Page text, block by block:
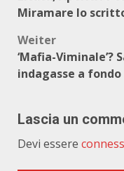
Miramare lo
Weiter
‘Mafia-Viminale’?
indagasse a fondo
Lascia un
Devi essere